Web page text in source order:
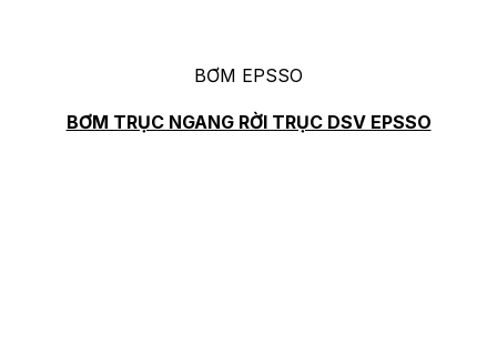
BƠM EPSSO
BƠM TRỤC NGANG RỜI TRỤC DSV EPSSO